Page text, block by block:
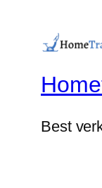
Best